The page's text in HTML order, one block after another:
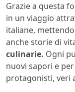
Grazie a questa
in un viaggio
italiane,
anche storie di
culinarie. Ogni
nuovi sapori e
protagonisti, veri